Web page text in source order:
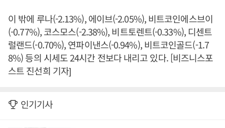
이 밖에 루나(-2.13%), 에이브(-2.05%), 비트코인에스브이
(-0.77%), 코스모스(-2.38%), 비트토렌트(-0.33%), 디센트
럴랜드(-0.70%), 연파이낸스(-0.94%), 비트코인골드(-1.7
8%) 등의 시세도 24시간 전보다 내리고 있다. [비즈니스포
스트 진선희 기자]
인기기사